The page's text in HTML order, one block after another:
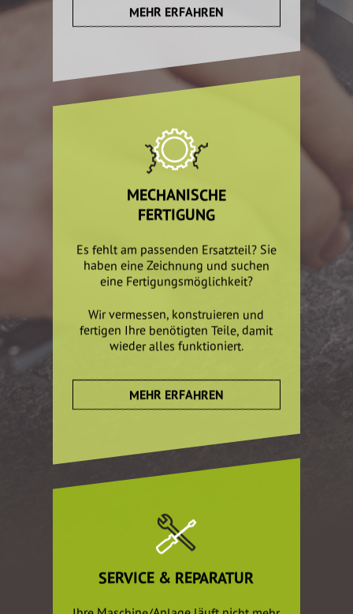
MEHR ERFAHREN
MECHANISCHE
FERTIGUNG
Es fehlt am passenden Ersatzteil? Sie
haben eine Zeichnung und suchen
eine Fertigungsmöglichkeit?
Wir vermessen, konstruieren und
fertigen Ihre benötigten Teile, damit
wieder alles funktioniert.
MEHR ERFAHREN
SERVICE & REPARATUR